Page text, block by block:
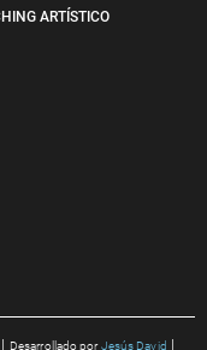
ARTÍSTICO
Desarrollado porJesús David